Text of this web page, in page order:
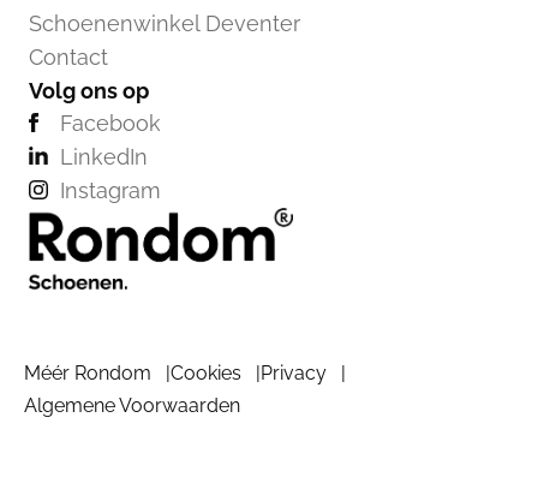
Schoenenwinkel Deventer
Contact
Volg ons op
Facebook
LinkedIn
Instagram
Méér Rondom Cookies
Privacy
Algemene Voorwaarden